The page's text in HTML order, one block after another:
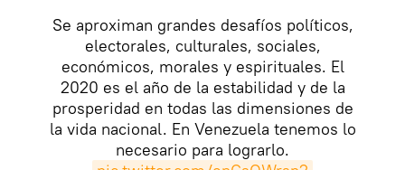
Se aproximan grandes desafíos políticos,
electorales, culturales, sociales,
económicos, morales y espirituales. El
2020 es el año de la estabilidad y de la
prosperidad en todas las dimensiones de
la vida nacional. En Venezuela tenemos lo
necesario para lograrlo.